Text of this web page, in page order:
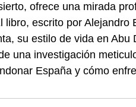
ofrece una mirada
libro, escrito por
su estilo de vida en
una investigación
España y cómo